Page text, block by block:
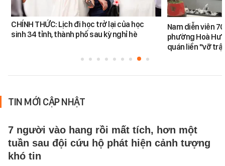
CHÍNH THỨC: Lịch đi học trở lại của học
sinh 34 tỉnh, thành phố sau kỳ nghỉ hè
Nam diễn viên
phường Hoà
quán liền "vỡ
TIN MỚI CẬP NHẬT
7 người vào hang rồi mất tích, hơn một
tuần sau đội cứu hộ phát hiện cảnh tượng
khó tin